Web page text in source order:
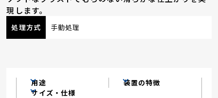
現します。
処理方式 手動処理
用途
装置の特徴
サイズ・仕様